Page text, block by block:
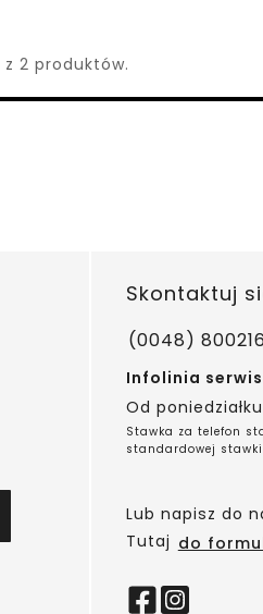
z 2 produktów.
Skontaktuj
(0048)
Infolinia
Od
Stawka za telefon
standardowej
Lub napisz do
Tutaj do